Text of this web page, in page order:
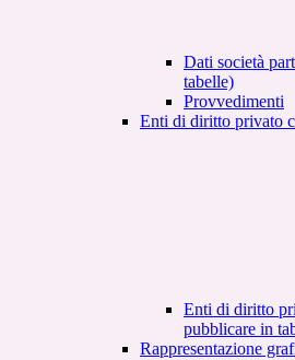
Dati società
tabelle)
Provvedimenti
Enti di diritto privato
Enti di diritto
pubblicare in
Rappresentazione